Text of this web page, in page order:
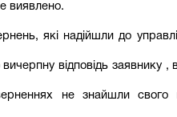
виявлено.
які надійшли до
відповідь заявнику
не знайшли